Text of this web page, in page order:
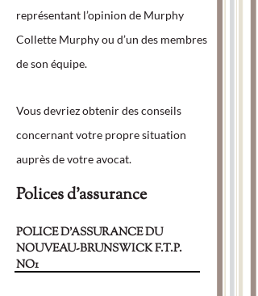
représentant l’opinion de Murphy
Collette Murphy ou d’un des membres
de son équipe.
Vous devriez obtenir des conseils
concernant votre propre situation
auprès de votre avocat.
Polices d’assurance
POLICE D'ASSURANCE DU
NOUVEAU-BRUNSWICK F.T.P.
NO1